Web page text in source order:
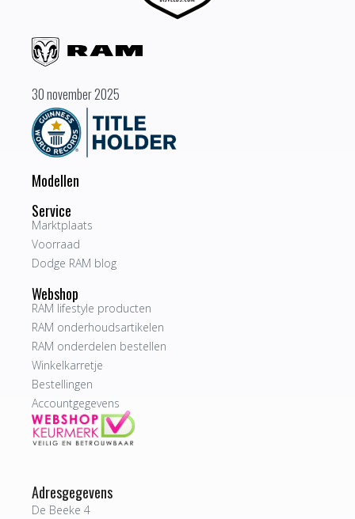
30 november 2025
Modellen
Service
Marktplaats
Voorraad
Dodge RAM blog
Webshop
RAM lifestyle producten
RAM onderhoudsartikelen
RAM onderdelen bestellen
Winkelkarretje
Bestellingen
Accountgegevens
Adresgegevens
De Beeke 4